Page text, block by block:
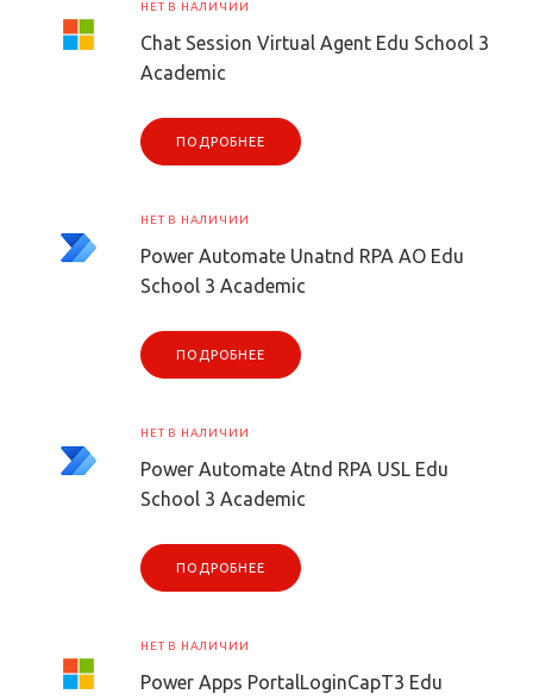
НЕТ В НАЛИЧИИ
Chat Session Virtual Agent Edu School 3
Academic
ПОДРОБНЕЕ
НЕТ В НАЛИЧИИ
Power Automate Unatnd RPA AO Edu
School 3 Academic
ПОДРОБНЕЕ
НЕТ В НАЛИЧИИ
Power Automate Atnd RPA USL Edu
School 3 Academic
ПОДРОБНЕЕ
НЕТ В НАЛИЧИИ
Power Apps PortalLoginCapT3 Edu